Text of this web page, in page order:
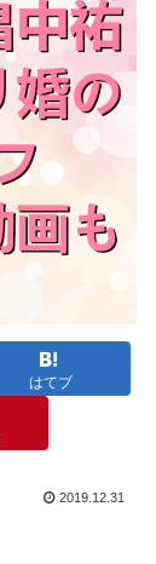
はてブ
2019.12.31